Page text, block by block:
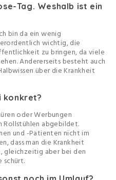
Tag. Weshalb ist ein
bin da ein wenig
wichtig, die
zu bringen, da viele
Andererseits besteht auch
über die Krankheit
konkret?
oder Werbungen
abgebildet.
und -Patienten nicht im
dass man die Krankheit
aber bei den